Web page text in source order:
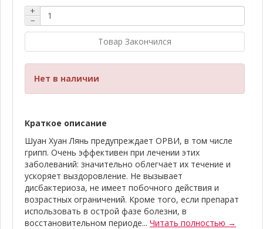
+
−
Товар Закончился
Нет в наличии
Краткое описание
Шуан Хуан Лянь предупреждает ОРВИ, в том числе
грипп. Очень эффективен при лечении этих
заболеваний: значительно облегчает их течение и
ускоряет выздоровление. Не вызывает
дисбактериоза, не имеет побочного действия и
возрастных ограничений. Кроме того, если препарат
использовать в острой фазе болезни, в
восстановительном периоде... Читать полностью →